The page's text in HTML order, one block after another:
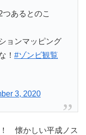
あるとのこ
ョンマッピング
！ #ゾンビ観覧
3, 2020
懐かしい平成ノス